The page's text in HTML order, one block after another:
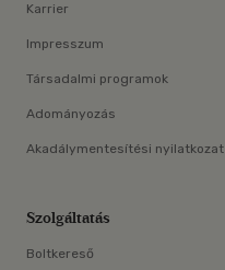
Karrier
Impresszum
Társadalmi programok
Adományozás
Akadálymentesítési nyilatkozat
Szolgáltatás
Boltkereső